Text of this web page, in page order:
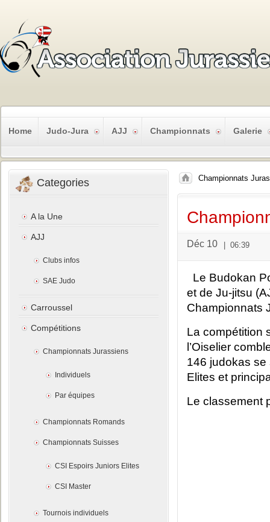
Home Judo-Jura AJJ Championnats Galerie
Championnats
Déc 10 06:39
Le Budokan
et de Ju-jitsu
Championnats
La compétition
l’Oiselier
146 judokas se
Elites et
Le classement
Categories
A la Une
AJJ
Clubs infos
SAE Judo
Carroussel
Compétitions
Championnats Jurassiens
Individuels
Par équipes
Championnats Romands
Championnats Suisses
CSI Espoirs Juniors Elites
CSI Master
Tournois individuels